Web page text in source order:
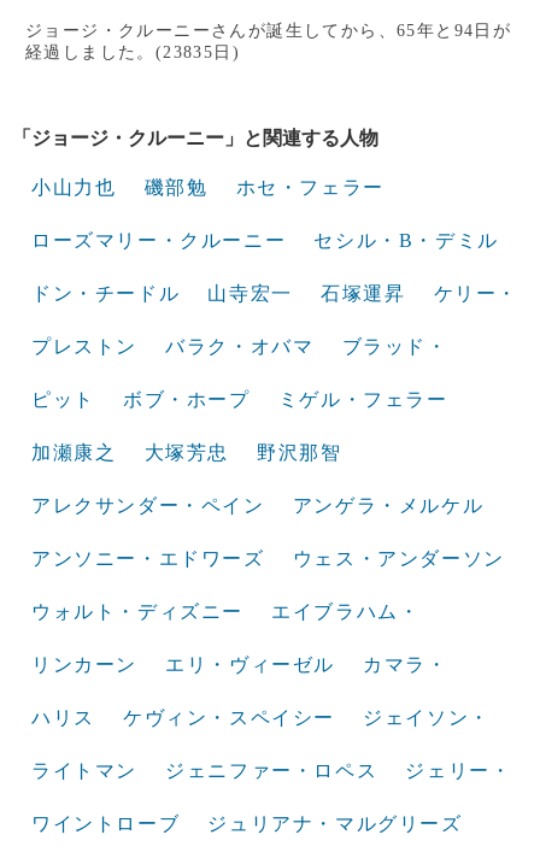
ジョージ・クルーニーさんが誕生してから、65年と94日が
経過しました。(23835日)
「ジョージ・クルーニー」と関連する人物
小山力也 磯部勉 ホセ・フェラー
ローズマリー・クルーニー セシル・B・デミル
ドン・チードル 山寺宏一 石塚運昇 ケリー・
プレストン バラク・オバマ ブラッド・
ピット ボブ・ホープ ミゲル・フェラー
加瀬康之 大塚芳忠 野沢那智
アレクサンダー・ペイン アンゲラ・メルケル
アンソニー・エドワーズ ウェス・アンダーソン
ウォルト・ディズニー エイブラハム・
リンカーン エリ・ヴィーゼル カマラ・
ハリス ケヴィン・スペイシー ジェイソン・
ライトマン ジェニファー・ロペス ジェリー・
ワイントローブ ジュリアナ・マルグリーズ